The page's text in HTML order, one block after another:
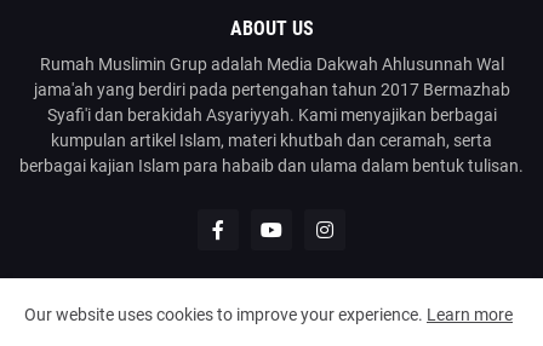
ABOUT US
Rumah Muslimin Grup adalah Media Dakwah Ahlusunnah Wal
jama'ah yang berdiri pada pertengahan tahun 2017 Bermazhab
Syafi'i dan berakidah Asyariyyah. Kami menyajikan berbagai
kumpulan artikel Islam, materi khutbah dan ceramah, serta
berbagai kajian Islam para habaib dan ulama dalam bentuk tulisan.
| Media Dakwah Ahlusunnah Wal Jama'ah
Our website uses cookies to improve your experience. Learn more